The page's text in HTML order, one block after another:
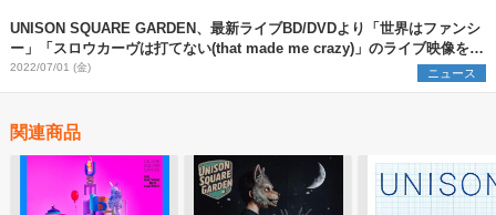
UNISON SQUARE GARDEN、最新ライブBD/DVDより「世界はファンシ
ー」「スロウカーヴは打てない(that made me crazy)」のライブ映像を公
開
2022/07/01 (金) ニュース
関連商品